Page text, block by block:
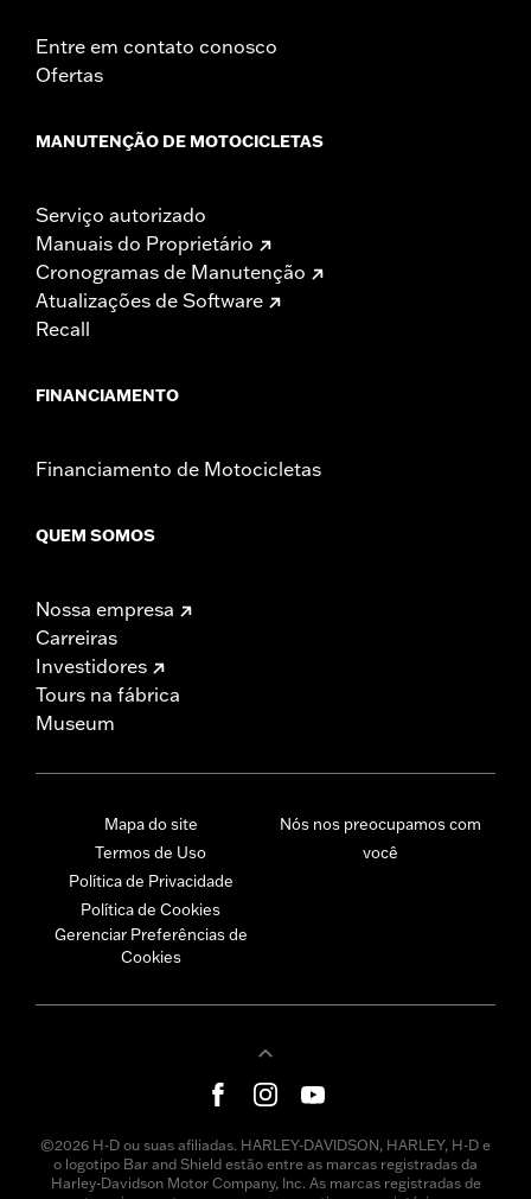
Entre em contato conosco
Ofertas
MANUTENÇÃO DE MOTOCICLETAS
Serviço autorizado
Manuais do Proprietário
Cronogramas de Manutenção
Atualizações de Software
Recall
FINANCIAMENTO
Financiamento de Motocicletas
QUEM SOMOS
Nossa empresa
Carreiras
Investidores
Tours na fábrica
Museum
Mapa do site
Termos de Uso
Política de Privacidade
Política de Cookies
Gerenciar Preferências de
Cookies
Nós nos preocupamos com
você
©2026 H-D ou suas afiliadas. HARLEY-DAVIDSON, HARLEY, H-D e
o logotipo Bar and Shield estão entre as marcas registradas da
Harley-Davidson Motor Company, Inc. As marcas registradas de